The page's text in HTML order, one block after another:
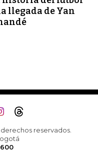
llegada de Yan
reservados.